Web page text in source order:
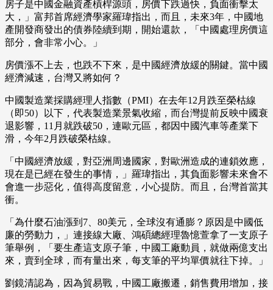
房子是中國金融資產槓桿源頭，房價下跌過快，負面衝擊太
大，」富邦首席經濟學家羅瑋指出，而且，未來3年，中國地
產開發商發出的債券陸續到期，開始還款，「中國處理房價這
部分，會非常小心。」
房價漲不上去，也跌不下來，是中國經濟放緩的關鍵。當中國
經濟減速，台灣又將如何？
中國製造業採購經理人指數（PMI）在去年12月跌至榮枯線
（即50）以下，代表製造業景氣收縮，而台灣提前反映中國衰
退影響，11月就跌破50，連歐元區，都因中國汽車等產業下
滑，今年2月跌破榮枯線。
「中國經濟放緩，對亞洲周邊國家，對歐洲造成的連鎖效應，
現在是已經在發生的事情，」羅瑋指出，其負面影響未來會不
會進一步惡化，值得高度留意，小心提防。而且，台灣首當其
衝。
「為什麼石油漲到7、80美元，全球沒有通膨？原因是中國低
廉的勞動力，」連接線大廠、鴻碩總經理魯憶萱拿了一支原子
筆舉例，「要生產這支原子筆，中國工廠動員，就做兩億支出
來，賣到全球，而有量出來，每支筆的平均單價就往下掉。」
劉鏡清認為，因為貿易戰，中國工廠搬遷，銷售費用增加，接